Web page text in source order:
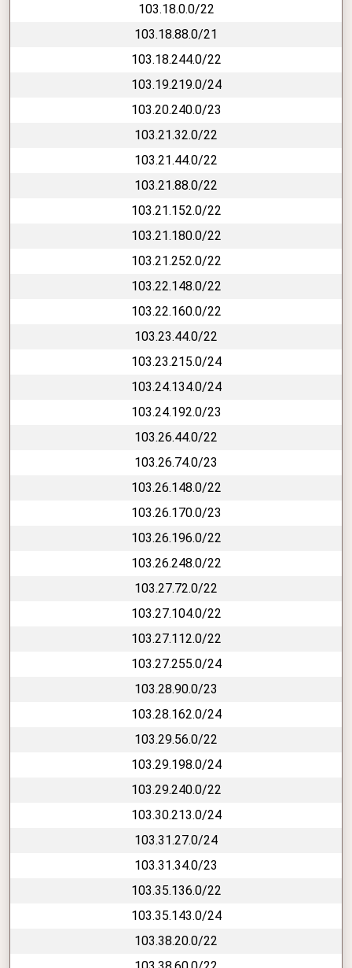
103.18.0.0/22
103.18.88.0/21
103.18.244.0/22
103.19.219.0/24
103.20.240.0/23
103.21.32.0/22
103.21.44.0/22
103.21.88.0/22
103.21.152.0/22
103.21.180.0/22
103.21.252.0/22
103.22.148.0/22
103.22.160.0/22
103.23.44.0/22
103.23.215.0/24
103.24.134.0/24
103.24.192.0/23
103.26.44.0/22
103.26.74.0/23
103.26.148.0/22
103.26.170.0/23
103.26.196.0/22
103.26.248.0/22
103.27.72.0/22
103.27.104.0/22
103.27.112.0/22
103.27.255.0/24
103.28.90.0/23
103.28.162.0/24
103.29.56.0/22
103.29.198.0/24
103.29.240.0/22
103.30.213.0/24
103.31.27.0/24
103.31.34.0/23
103.35.136.0/22
103.35.143.0/24
103.38.20.0/22